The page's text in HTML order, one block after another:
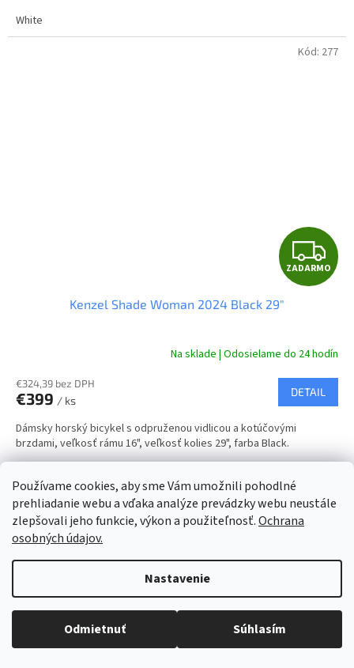
Používame cookies, aby sme Vám umožnili pohodlné
prehliadanie webu a vďaka analýze prevádzky webu neustále
zlepšovali jeho funkcie, výkon a použiteľnosť.Ochrana
osobných údajov.
Nastavenie
Odmietnuť Súhlasím
Objednaný tovar si môžete prevziať osobne v predajni SELEKTRA,
Družstevná 1143/24, Partizánske, tel.: 038/7490000. Všetok tovar je
White
Z
A
A
R
M
O
ZADARMO
Kenzel Shade Woman 2024 Black 29"
Na sklade | Odosielame do 24 hodín
€324,39 bez DPH
€399 / ks
DETAIL
Dámsky horský bicykel s odpruženou vidlicou a kotúčovými
brzdami, veľkosť rámu 16", veľkosť kolies 29", farba Black.
Kód: 277
Kód:808/16